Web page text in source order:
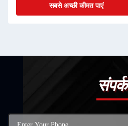
सबसे अच्छी कीमत पाएं
संपर्क